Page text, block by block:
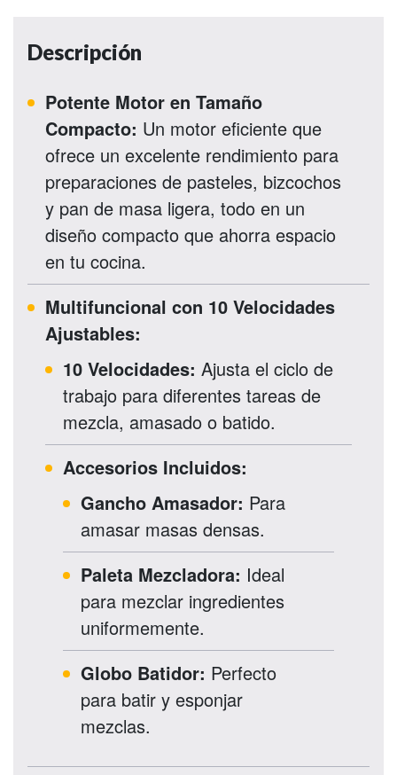
Descripción
Potente Motor en Tamaño
Compacto: Un motor eficiente que
ofrece un excelente rendimiento para
preparaciones de pasteles, bizcochos
y pan de masa ligera, todo en un
diseño compacto que ahorra espacio
en tu cocina.
Multifuncional con 10 Velocidades
Ajustables:
10 Velocidades: Ajusta el ciclo de
trabajo para diferentes tareas de
mezcla, amasado o batido.
Accesorios Incluidos:
Gancho Amasador: Para
amasar masas densas.
Paleta Mezcladora: Ideal
para mezclar ingredientes
uniformemente.
Globo Batidor: Perfecto
para batir y esponjar
mezclas.